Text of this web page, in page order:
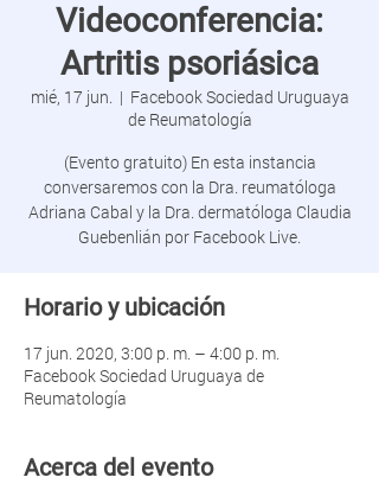
Videoconferencia:
Artritis psoriásica
mié, 17 jun.
  |
Facebook Sociedad Uruguaya
de Reumatología
(Evento gratuito) En esta instancia
conversaremos con la Dra. reumatóloga
Adriana Cabal y la Dra. dermatóloga Claudia
Guebenlián por Facebook Live.
Horario y ubicación
17 jun. 2020, 3:00 p. m. – 4:00 p. m.
Facebook Sociedad Uruguaya de
Reumatología
Acerca del evento